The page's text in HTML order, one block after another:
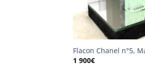
Flacon Chanel n°5,
1 900€